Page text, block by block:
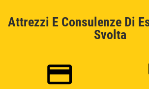
Attrezzi E Consulenze Di
Svolta